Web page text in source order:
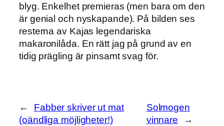
blyg. Enkelhet premieras (men bara om den
är genial och nyskapande). På bilden ses
resterna av Kajas legendariska
makaronilåda. En rätt jag på grund av en
tidig prägling är pinsamt svag för.
←
Fabber skriver ut mat
(oändliga möjligheter!)
Solmogen
vinnare
→